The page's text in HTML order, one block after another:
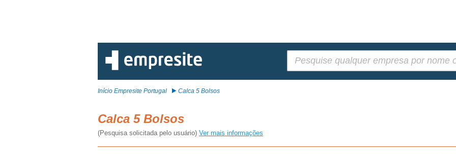
Início Empresite Portugal Calca 5 Bolsos
Calca 5 Bolsos
(Pesquisa solicitada pelo usuário) Ver mais informações